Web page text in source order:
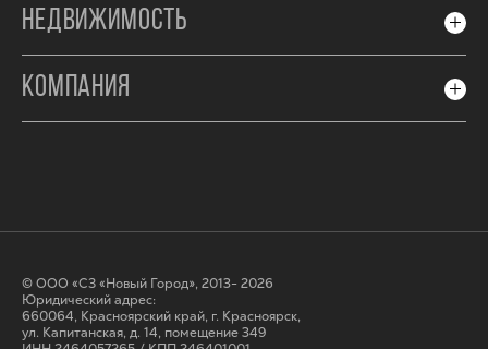
НЕДВИЖИМОСТЬ
КОМПАНИЯ
© ООО «СЗ «Новый Город», 2013- 2026
Юридический адрес:
660064, Красноярский край, г. Красноярск,
ул. Капитанская, д. 14, помещение 349